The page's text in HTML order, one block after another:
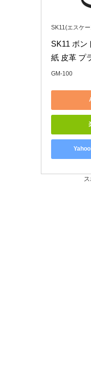
SK11(エスケ
SK11 ボン
紙 皮革 プ
GM-100